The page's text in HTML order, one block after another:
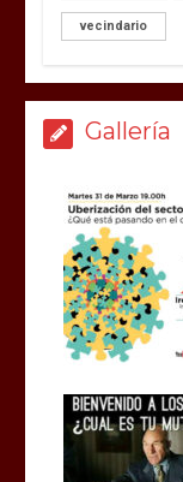
vecindario
Gallería